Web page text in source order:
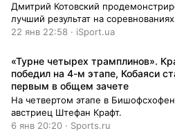
Дмитрий Котовский
лучший результат на
22 янв 22:58 · iSport.ua
«Турне четырех трамплинов».
победил на 4-м этапе, Кобаяси
первым в общем зачете
На четвертом этапе в
австриец Штефан Крафт.
6 янв 20:20 · Sports.ru